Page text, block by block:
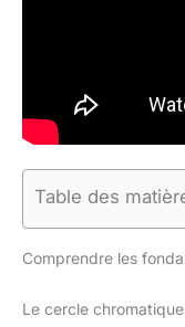
Table des
Comprendre les
Le cercle